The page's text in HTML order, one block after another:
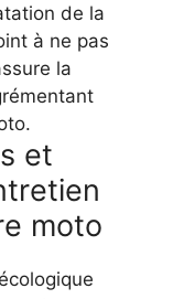
de la
à ne pas
la
et
moto